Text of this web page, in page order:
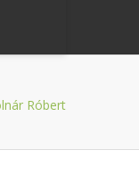
Róbert